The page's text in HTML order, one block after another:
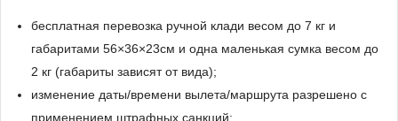
бесплатная перевозка ручной клади весом до 7 кг и
габаритами 56×36×23см и одна маленькая сумка весом до
2 кг (габариты зависят от вида);
изменение даты/времени вылета/маршрута разрешено с
применением штрафных санкций;